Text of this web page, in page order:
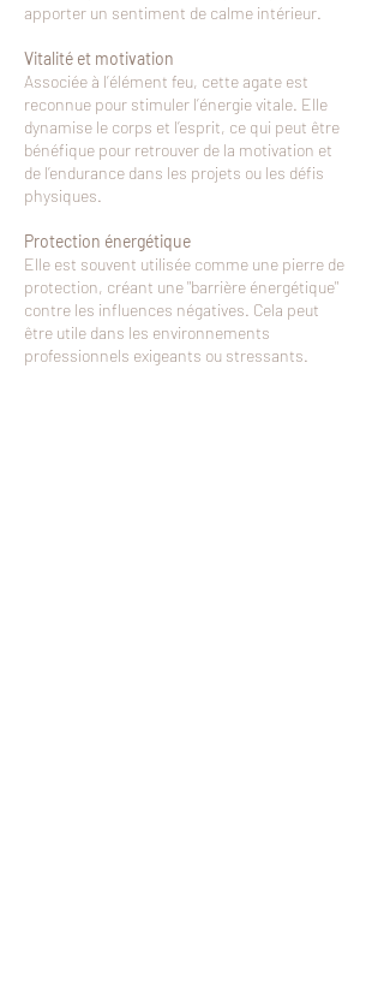
apporter un sentiment de calme intérieur.
Vitalité et motivation
Associée à l’élément feu, cette agate est
reconnue pour stimuler l’énergie vitale. Elle
dynamise le corps et l’esprit, ce qui peut être
bénéfique pour retrouver de la motivation et
de l’endurance dans les projets ou les défis
physiques.
Protection énergétique
Elle est souvent utilisée comme une pierre de
protection, créant une "barrière énergétique"
contre les influences négatives. Cela peut
être utile dans les environnements
professionnels exigeants ou stressants.